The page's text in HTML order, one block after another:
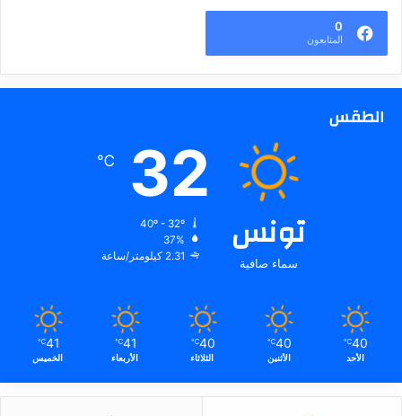
0
المتابعون
الطقس
تونس
سماء صافية
32
℃
37%
2.31 كيلومتر/ساعة
40
℃
الأحد
40
℃
الأثنين
40
℃
الثلاثاء
41
℃
الأربعاء
41
℃
الخميس